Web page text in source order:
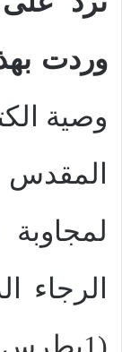
وردت
وصية
الرجاء